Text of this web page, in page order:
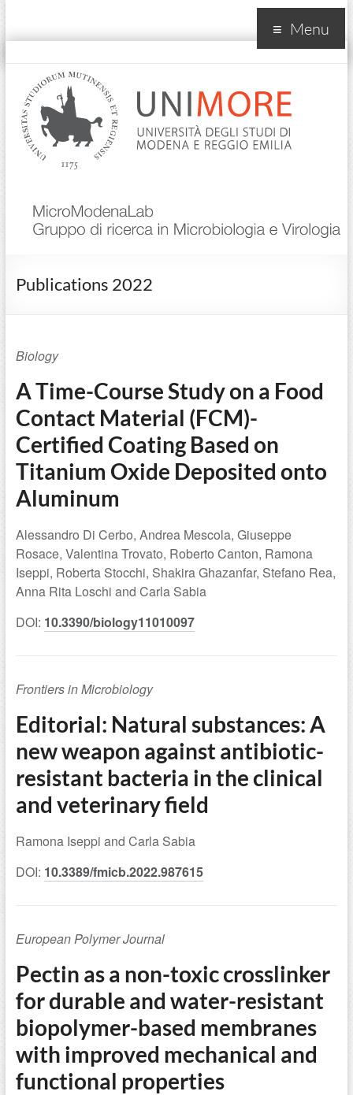
MicroModenaLab
Menu
Publications 2022
Biology
A Time-Course Study on a Food
Contact Material (FCM)-
Certified Coating Based on
Titanium Oxide Deposited onto
Aluminum
Alessandro Di Cerbo, Andrea Mescola, Giuseppe
Rosace, Valentina Trovato, Roberto Canton, Ramona
Iseppi, Roberta Stocchi, Shakira Ghazanfar, Stefano Rea,
Anna Rita Loschi and Carla Sabia
DOI: 10.3390/biology11010097
Frontiers in Microbiology
Editorial: Natural substances: A
new weapon against antibiotic-
resistant bacteria in the clinical
and veterinary field
Ramona Iseppi and Carla Sabia
DOI: 10.3389/fmicb.2022.987615
European Polymer Journal
Pectin as a non-toxic crosslinker
for durable and water-resistant
biopolymer-based membranes
with improved mechanical and
functional properties